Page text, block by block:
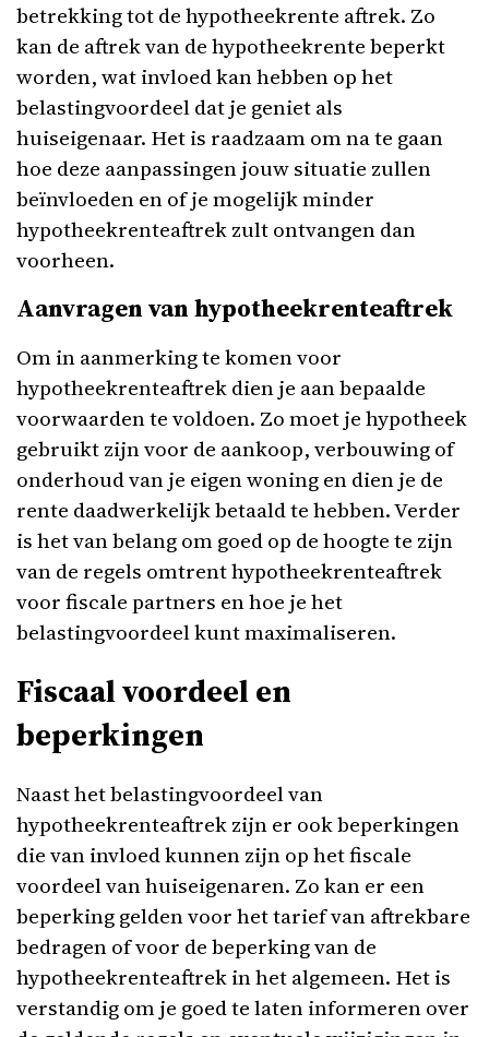
betrekking tot de hypotheekrente aftrek. Zo
kan de aftrek van de hypotheekrente beperkt
worden, wat invloed kan hebben op het
belastingvoordeel dat je geniet als
huiseigenaar. Het is raadzaam om na te gaan
hoe deze aanpassingen jouw situatie zullen
beïnvloeden en of je mogelijk minder
hypotheekrenteaftrek zult ontvangen dan
voorheen.
Aanvragen van hypotheekrenteaftrek
Om in aanmerking te komen voor
hypotheekrenteaftrek dien je aan bepaalde
voorwaarden te voldoen. Zo moet je hypotheek
gebruikt zijn voor de aankoop, verbouwing of
onderhoud van je eigen woning en dien je de
rente daadwerkelijk betaald te hebben. Verder
is het van belang om goed op de hoogte te zijn
van de regels omtrent hypotheekrenteaftrek
voor fiscale partners en hoe je het
belastingvoordeel kunt maximaliseren.
Fiscaal voordeel en
beperkingen
Naast het belastingvoordeel van
hypotheekrenteaftrek zijn er ook beperkingen
die van invloed kunnen zijn op het fiscale
voordeel van huiseigenaren. Zo kan er een
beperking gelden voor het tarief van aftrekbare
bedragen of voor de beperking van de
hypotheekrenteaftrek in het algemeen. Het is
verstandig om je goed te laten informeren over